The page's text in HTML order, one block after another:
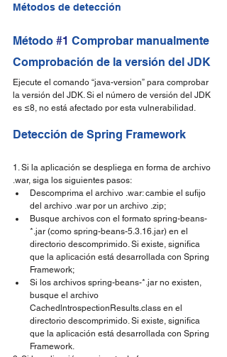
Métodos de detección
Método #1 Comprobar manualmente
Comprobación de la versión del JDK
Ejecute el comando “java-version” para comprobar
la versión del JDK. Si el número de versión del JDK
es ≤8, no está afectado por esta vulnerabilidad.
Detección de Spring Framework
1. Si la aplicación se despliega en forma de archivo
.war, siga los siguientes pasos:
Descomprima el archivo .war: cambie el sufijo
del archivo .war por un archivo .zip;
Busque archivos con el formato spring-beans-
*.jar (como spring-beans-5.3.16.jar) en el
directorio descomprimido. Si existe, significa
que la aplicación está desarrollada con Spring
Framework;
Si los archivos spring-beans-*.jar no existen,
busque el archivo
CachedlntrospectionResults.class en el
directorio descomprimido. Si existe, significa
que la aplicación está desarrollada con Spring
Framework.